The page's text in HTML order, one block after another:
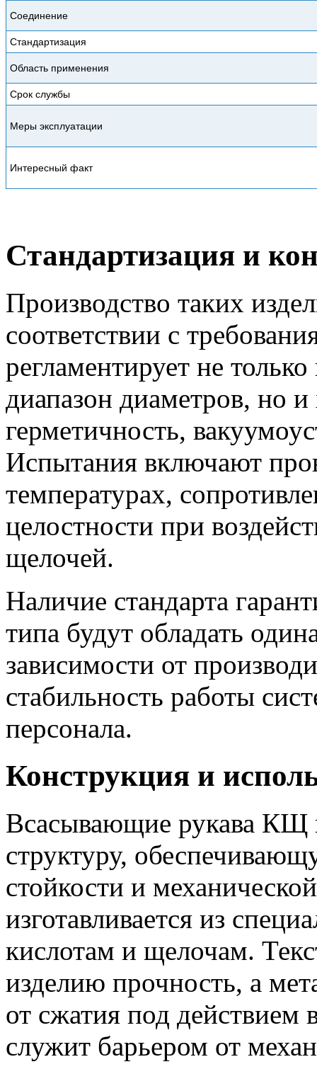
Соединение
Стандартизация
Область применения
Срок службы
Меры эксплуатации
Интересный факт
Стандартизация и
Производство таких
соответствии с
регламентирует не
диапазон диаметров, но
герметичность,
Испытания включают
температурах,
целостности при
щелочей.
Наличие стандарта
типа будут обладать
зависимости от
стабильность работы
персонала.
Конструкция и
Всасывающие рукава
структуру,
стойкости и
изготавливается из
кислотам и щелочам.
изделию прочность, а
от сжатия под действием
служит барьером от